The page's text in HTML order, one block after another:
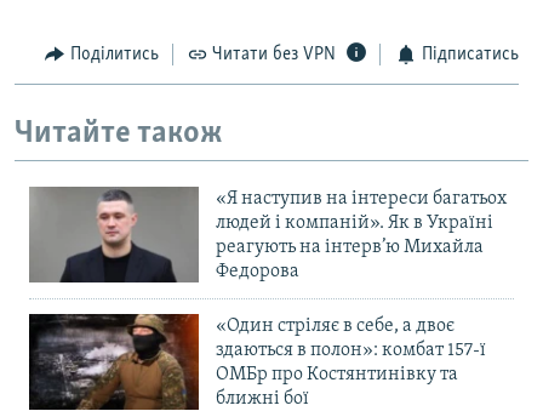
Поділитись Читати без VPN Підписатись
Читайте також
«Я наступив на інтереси багатьох
людей і компаній». Як в Україні
реагують на інтерв’ю Михайла
Федорова
«Один стріляє в себе, а двоє
здаються в полон»: комбат 157-ї
ОМБр про Костянтинівку та
ближні бої